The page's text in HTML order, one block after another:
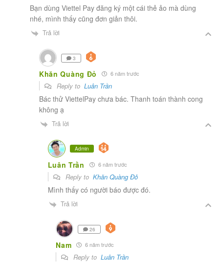
Bạn dùng Viettel Pay đăng ký một cái thẻ ảo mà dùng
nhé, mình thấy cũng đơn giản thôi.
Trả lời
3
Khăn Quàng Đỏ 6 năm trước
Reply to Luân Trần
Bác thử ViettelPay chưa bác. Thanh toán thành cong
không ạ
Trả lời
Admin
Luân Trần 6 năm trước
Reply to Khăn Quàng Đỏ
Mình thấy có người báo được đó.
Trả lời
26
Nam 6 năm trước
Reply toLuân Trần